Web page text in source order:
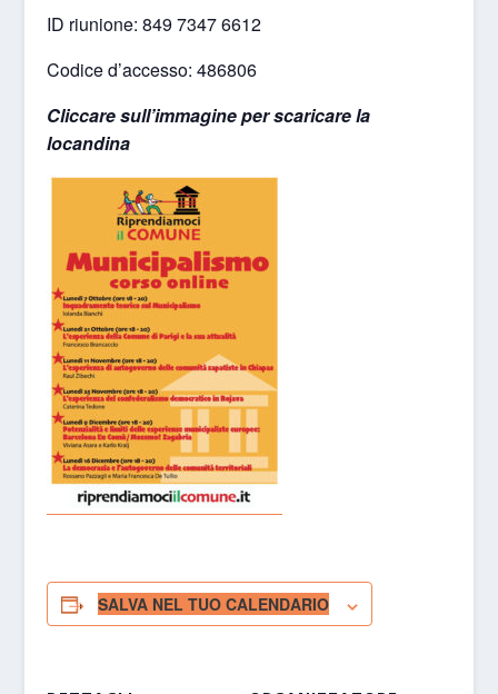
ID riunione: 849 7347 6612
Codice d’accesso: 486806
Cliccare sull’immagine per scaricare la
locandina
SALVA NEL TUO CALENDARIO